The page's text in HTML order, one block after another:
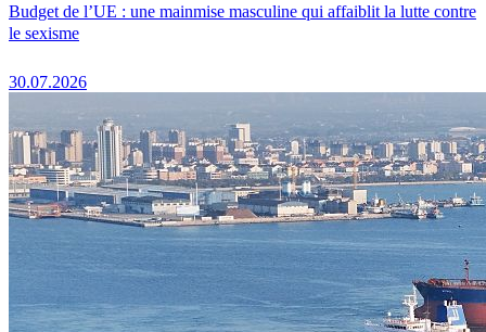
Budget de l’UE : une mainmise masculine qui affaiblit la lutte contre
le sexisme
30.07.2026